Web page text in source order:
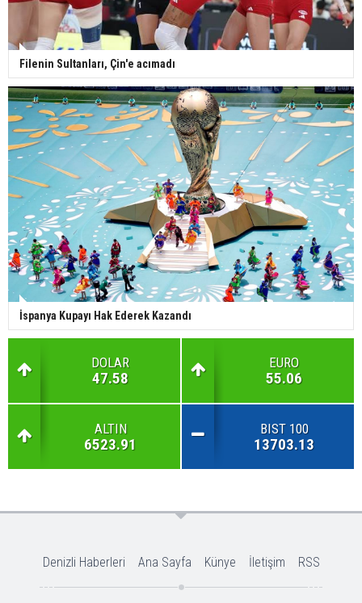
Filenin Sultanları, Çin'e acımadı
İspanya Kupayı Hak Ederek Kazandı
DOLAR
47.58
EURO
55.06
ALTIN
6523.91
BIST 100
13703.13
Denizli Haberleri Ana Sayfa Künye İletişim RSS